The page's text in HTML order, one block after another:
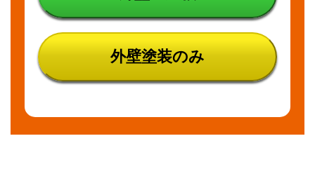
4.2
塗膜
強度
2★★
料
外壁塗装のみ